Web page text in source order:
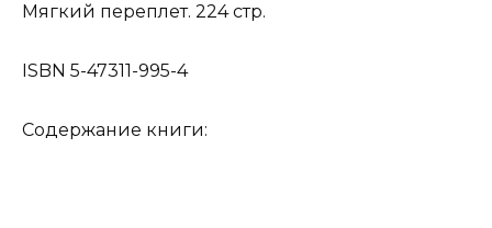
Мягкий переплет. 224 стр.
ISBN 5-47311-995-4
Содержание книги: